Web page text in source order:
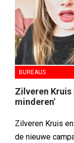
BUREAUS
Zilveren
minderen'
Zilveren Kruis
de nieuwe